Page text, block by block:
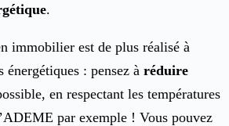
.
immobilier est de plus réalisé à
: pensez à réduire
en respectant les températures
par exemple ! Vous pouvez